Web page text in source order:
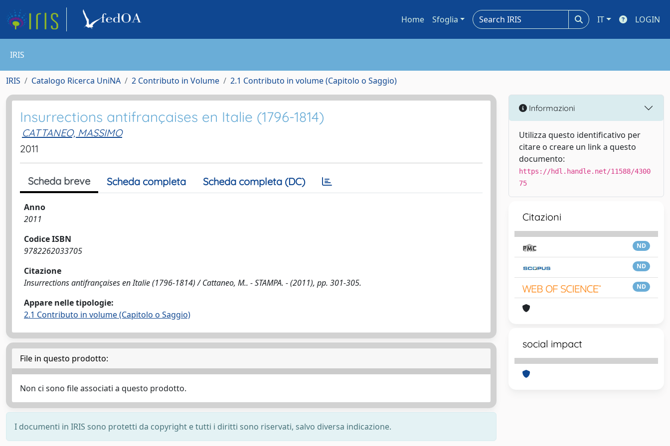
Home Sfoglia IT LOGIN
IRIS
IRIS Catalogo Ricerca UniNA 2 Contributo in Volume 2.1 Contributo in volume (Capitolo o Saggio)
Insurrections antifrançaises en Italie (1796-1814)
CATTANEO, MASSIMO
2011
Scheda breve Scheda completa Scheda completa (DC)
Anno
2011
Codice ISBN
9782262033705
Citazione
Insurrections antifrançaises en Italie (1796-1814) / Cattaneo, M.. - STAMPA. - (2011), pp. 301-305.
Appare nelle tipologie:
2.1 Contributo in volume (Capitolo o Saggio)
File in questo prodotto:
Non ci sono file associati a questo prodotto.
I documenti in IRIS sono protetti da copyright e tutti i diritti sono riservati, salvo diversa indicazione.
Informazioni
Utilizza questo identificativo per
citare o creare un link a questo
documento:
https://hdl.handle.net/11588/4300
75
Citazioni
ND
ND
ND
social impact